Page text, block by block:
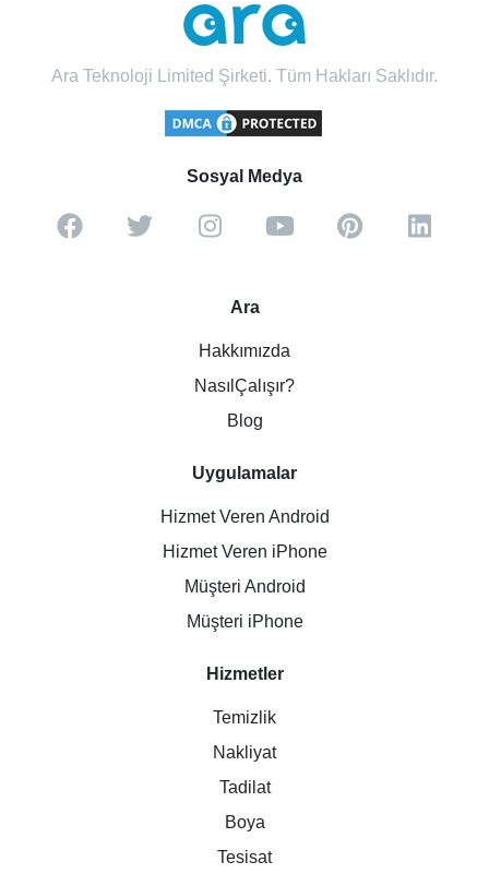
Ara Teknoloji Limited Şirketi. Tüm Hakları Saklıdır.
Sosyal Medya
Ara
Hakkımızda
NasılÇalışır?
Blog
Uygulamalar
Hizmet Veren Android
Hizmet Veren iPhone
Müşteri Android
Müşteri iPhone
Hizmetler
Temizlik
Nakliyat
Tadilat
Boya
Tesisat